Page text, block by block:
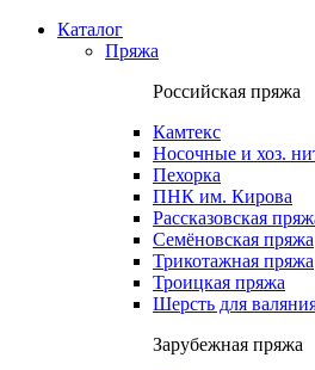
Каталог
Пряжа
Российская пряжа
Камтекс
Носочные и хоз.
Пехорка
ПНК им. Кирова
Рассказовская
Семёновская пряжа
Трикотажная пряжа
Троицкая пряжа
Шерсть для
Зарубежная пряжа